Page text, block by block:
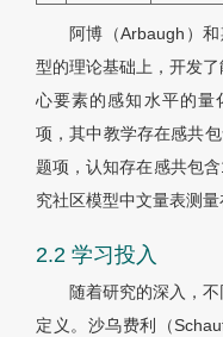
阿博（Arbaugh）
型的理论基础上，开发
心要素的感知水平的量
项，其中教学存在感共
题项，认知存在感共包
究社区模型中文量表测量
2.2 学习投入
随着研究的深入，
定义。沙乌费利（